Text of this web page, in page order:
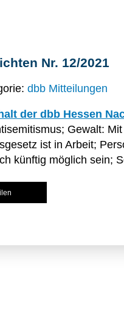
Nr. 12/2021
dbb Mitteilungen
der dbb Hessen
Gewalt:
ist in Arbeit;
künftig möglich sein;